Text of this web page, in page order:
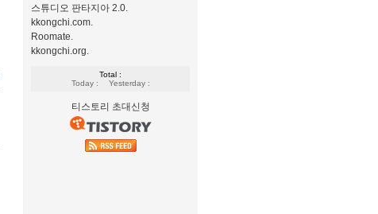
스튜디오 판타지아 2.0.
kkongchi.com.
Roomate.
kkongchi.org.
Total :
Today :
Yesterday :
티스토리 초대신청